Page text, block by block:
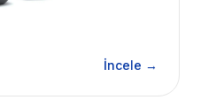
İncele →